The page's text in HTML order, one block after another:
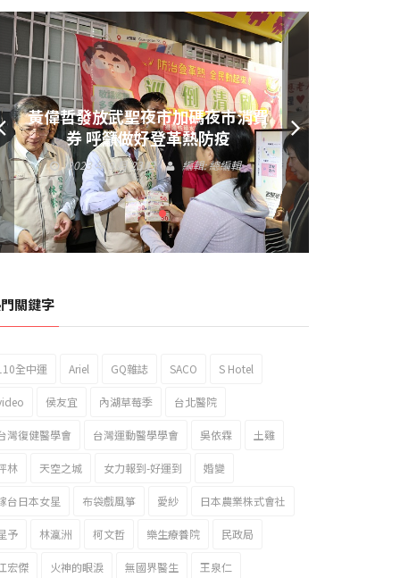
黃偉哲發放武聖夜市加碼夜市消費
券 呼籲做好登革熱防疫
2023 年 9 月 23 日 編輯:總編輯
關鍵字
全中運 Ariel GQ雜誌 SACO S Hotel
侯友宜 內湖草莓季 台北醫院
灣復健醫學會 台灣運動醫學學會 吳依霖 土雞
林 天空之城 女力報到-好運到 婚變
台日本女星 布袋戲風箏 愛紗 日本農業株式會社
予 林瀛洲 柯文哲 樂生療養院 民政局
宏傑 火神的眼淚 無國界醫生 王泉仁